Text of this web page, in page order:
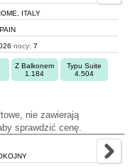
ITALY
nocy: 7
Z Balkonem
1.184
Typu Suite
4.504
nie zawierają
sprawdzić cenę.